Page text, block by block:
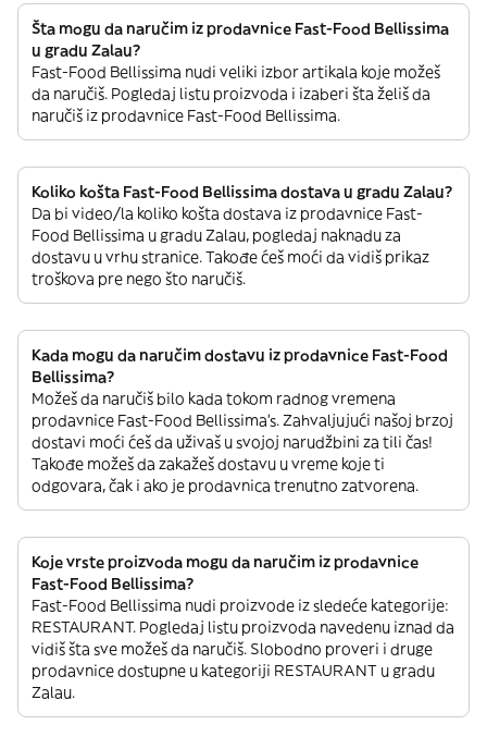
Šta mogu da naručim iz prodavnice Fast-Food Bellissima
u gradu Zalau?
Fast-Food Bellissima nudi veliki izbor artikala koje možeš
da naručiš. Pogledaj listu proizvoda i izaberi šta želiš da
naručiš iz prodavnice Fast-Food Bellissima.
Koliko košta Fast-Food Bellissima dostava u gradu Zalau?
Da bi video/la koliko košta dostava iz prodavnice Fast-
Food Bellissima u gradu Zalau, pogledaj naknadu za
dostavu u vrhu stranice. Takođe ćeš moći da vidiš prikaz
troškova pre nego što naručiš.
Kada mogu da naručim dostavu iz prodavnice Fast-Food
Bellissima?
Možeš da naručiš bilo kada tokom radnog vremena
prodavnice Fast-Food Bellissima’s. Zahvaljujući našoj brzoj
dostavi moći ćeš da uživaš u svojoj narudžbini za tili čas!
Takođe možeš da zakažeš dostavu u vreme koje ti
odgovara, čak i ako je prodavnica trenutno zatvorena.
Koje vrste proizvoda mogu da naručim iz prodavnice
Fast-Food Bellissima?
Fast-Food Bellissima nudi proizvode iz sledeće kategorije:
RESTAURANT. Pogledaj listu proizvoda navedenu iznad da
vidiš šta sve možeš da naručiš. Slobodno proveri i druge
prodavnice dostupne u kategoriji RESTAURANT u gradu
Zalau.